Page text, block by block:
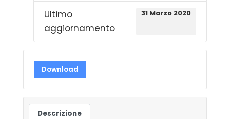
Ultimo
aggiornamento
31 Marzo 2020
Download
Descrizione